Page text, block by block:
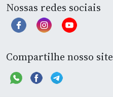
Nossas redes sociais
Compartilhe nosso site